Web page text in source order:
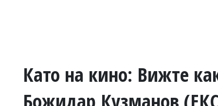
ВОЙНАТАКато на кино: Вижте